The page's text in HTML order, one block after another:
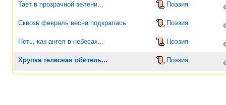
Тает в прозрачной зелени... Поэзия
Сквозь февраль весна подкралась Поэзия
Петь, как ангел в небесах... Поэзия
Хрупка телесная обитель... Поэзия